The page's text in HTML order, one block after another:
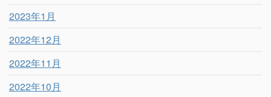
2023年1月
2022年12月
2022年11月
2022年10月